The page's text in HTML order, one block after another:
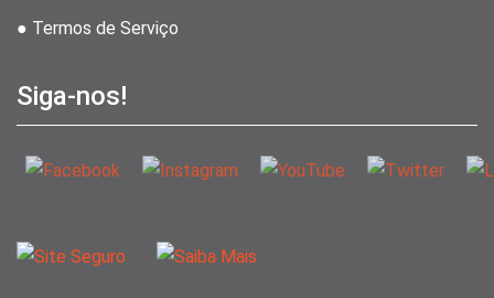
● Termos de Serviço
Siga-nos!